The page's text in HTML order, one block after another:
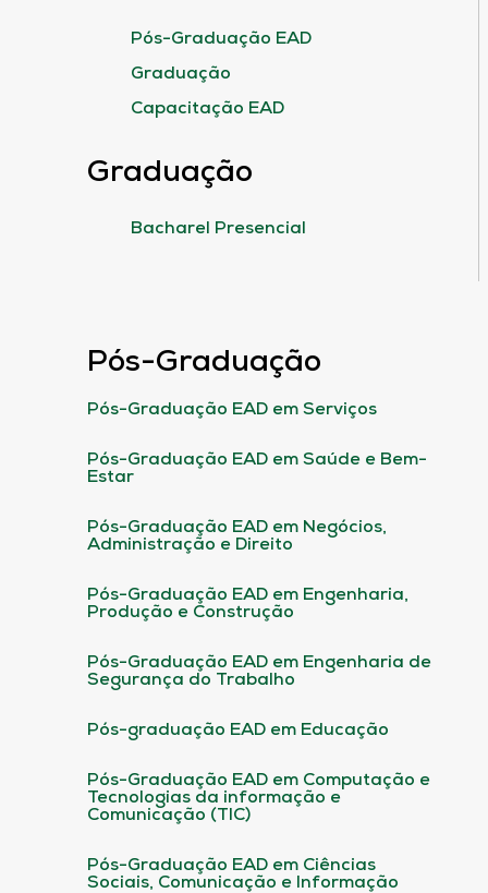
Pós-Graduação EAD
Graduação
Capacitação EAD
Graduação
Bacharel Presencial
Pós-Graduação
Pós-Graduação EAD em Serviços
Pós-Graduação EAD em Saúde e Bem-
Estar
Pós-Graduação EAD em Negócios,
Administração e Direito
Pós-Graduação EAD em Engenharia,
Produção e Construção
Pós-Graduação EAD em Engenharia de
Segurança do Trabalho
Pós-graduação EAD em Educação
Pós-Graduação EAD em Computação e
Tecnologias da informação e
Comunicação (TIC)
Pós-Graduação EAD em Ciências
Sociais, Comunicação e Informação